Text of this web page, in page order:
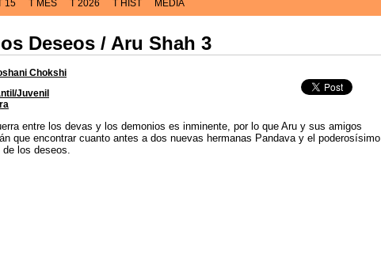
15 T MES T 2026 T HIST MEDIA
Deseos / Aru Shah 3
Chokshi
Juvenil
entre los devas y los demonios es inminente, por lo que Aru y sus amigos
que encontrar cuanto antes a dos nuevas hermanas Pandava y el poderosísimo
de los deseos.